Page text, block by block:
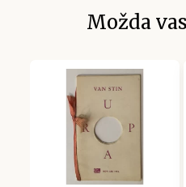
Možda